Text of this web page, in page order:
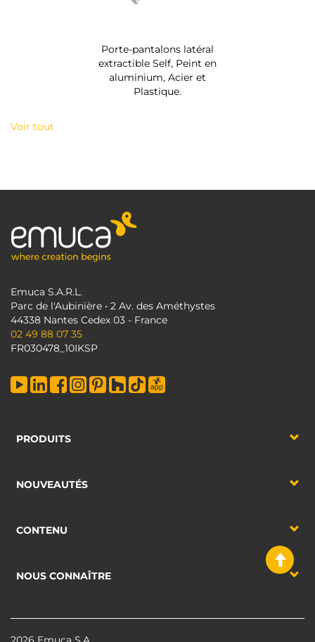
Porte-pantalons latéral
extractible Self, Peint en
aluminium, Acier et
Plastique.
Voir tout
Emuca S.A.R.L.
Parc de l'Aubinière • 2 Av. des Améthystes
44338 Nantes Cedex 03 - France
02 49 88 07 35
FR030478_10IKSP
PRODUITS
NOUVEAUTÉS
CONTENU
NOUS CONNAÎTRE